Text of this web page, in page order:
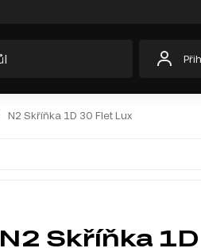
N2 Skříňka 1D 30 Flet Lux
N2 Skříňka